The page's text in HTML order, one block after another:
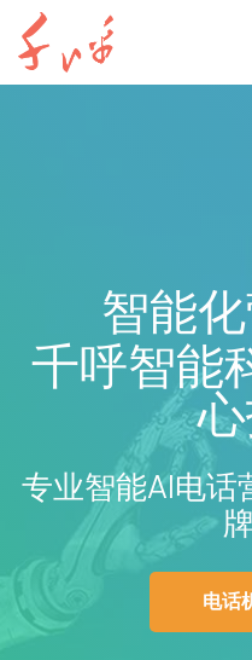
智能
千呼智能
专业智能AI电话
电话